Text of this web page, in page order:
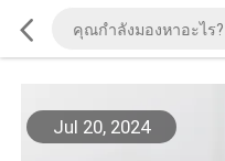
Jul 20, 2024